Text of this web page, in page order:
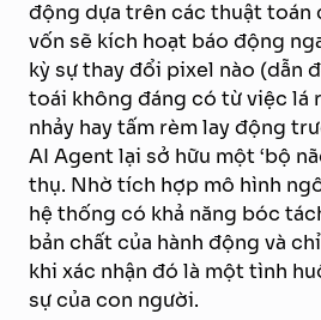
động dựa trên các thuật toán
vốn sẽ kích hoạt báo động
kỳ sự thay đổi pixel nào (dẫn
toái không đáng có từ việc lá
nhảy hay tấm rèm lay động
AI Agent lại sở hữu một ‘bộ
thụ. Nhờ tích hợp mô hình
hệ thống có khả năng bóc
bản chất của hành động và
khi xác nhận đó là một tình
sự của con người.